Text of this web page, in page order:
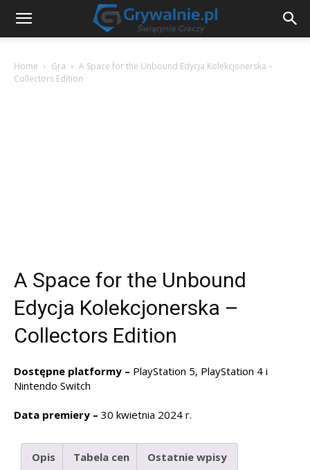
Home Gra
A Space for the Unbound Edycja Kolekcjonerska –
Collectors Edition
A Space for the Unbound
Edycja Kolekcjonerska –
Collectors Edition
Dostępne platformy – PlayStation 5, PlayStation 4 i
Nintendo Switch
Data premiery – 30 kwietnia 2024 r.
Opis Tabela cen Ostatnie wpisy